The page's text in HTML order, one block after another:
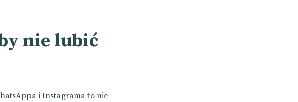
nie lubić
i Instagrama to nie